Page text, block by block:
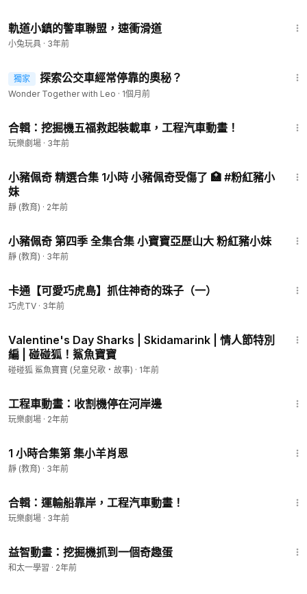
軌道小鎮的警車聯盟，速衝滑道
小兔玩具 · 3年前
獨家 探索公交車經常停靠的奧秘？
Wonder Together with Leo · 1個月前
合輯：挖掘機五福救起裝載車，工程汽車動畫！
玩樂劇場 · 3年前
小豬佩奇 精選合集 1小時 小豬佩奇受傷了 🏥 #粉紅豬小
妹
靜 (教育) · 2年前
小豬佩奇 第四季 全集合集 小寶寶亞歷山大 粉紅豬小妹
靜 (教育) · 3年前
卡通【可愛巧虎島】抓住神奇的珠子（一）
巧虎TV · 3年前
Valentine's Day Sharks | Skidamarink | 情人節特別
編 | 碰碰狐！鯊魚寶寶
碰碰狐 鯊魚寶寶 (兒童兒歌・故事) · 1年前
工程車動畫：收割機停在河岸邊
玩樂劇場 · 2年前
1 小時合集第 集小羊肖恩
靜 (教育) · 3年前
合輯：運輸船靠岸，工程汽車動畫！
玩樂劇場 · 3年前
益智動畫：挖掘機抓到一個奇趣蛋
和太一學習 · 2年前